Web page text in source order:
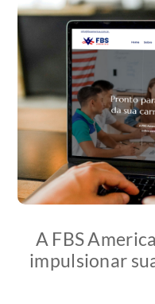
A FBS
impulsionar